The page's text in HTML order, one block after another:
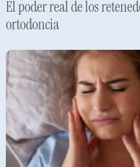
El poder real de los
ortodoncia